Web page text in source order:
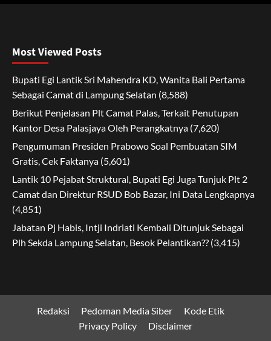
Most Viewed Posts
Bupati Egi Lantik Sri Mahendra KD, Wanita Bali Pertama
Sebagai Camat di Lampung Selatan (8,588)
Berikut Penjelasan Plt Camat Palas, Terkait Penutupan
Kantor Desa Palasjaya Oleh Perangkatnya (7,620)
Pengumuman Presiden Prabowo Soal Pembuatan SIM
Gratis, Cek Faktanya (5,601)
Lantik 10 Pejabat Struktural, Bupati Egi Juga Tunjuk Plt 2
Camat dan Direktur RSUD Bob Bazar, Ini Data Lengkapnya
(4,851)
Jabatan Pj Habis, Intji Indriati Kembali Ditunjuk Sebagai
Plh Sekda Lampung Selatan, Besok Pelantikan?? (3,415)
Redaksi Pedoman Media Siber
Kode Etik
Privacy Policy
Disclaimer